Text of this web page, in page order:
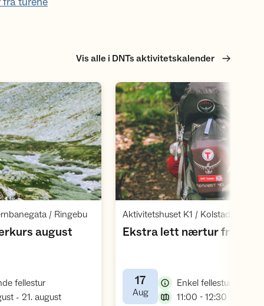
Vis alle i DNTs aktivitetskalender
Åpne aktivitet
/ Ringebu,
august
fellestur,
- 21. august,
Åpne
Aktivitetshuset K1 / Kolstadgata 1 /
Ekstra lett nærtur fra
17
Aug,
Enkel fellestur
11:00 - 12:30